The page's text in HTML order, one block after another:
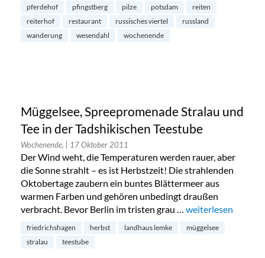
pferdehof
pfingstberg pilze potsdam
reiten
reiterhof
restaurant russisches viertel
russland
wanderung
wesendahl wochenende
Müggelsee, Spreepromenade Stralau und
Tee in der Tadshikischen Teestube
Wochenende, | 17 Oktober 2011
Der Wind weht, die Temperaturen werden rauer, aber
die Sonne strahlt – es ist Herbstzeit! Die strahlenden
Oktobertage zaubern ein buntes Blättermeer aus
warmen Farben und gehören unbedingt draußen
verbracht. Bevor Berlin im tristen grau … „Müggelsee,
weiterlesen
friedrichshagen herbst landhaus lemke
müggelsee
stralau
teestube